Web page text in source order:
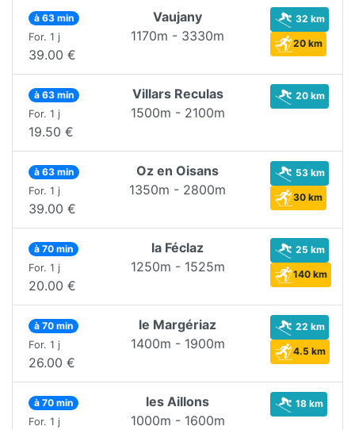
à 63 min
For. 1 j
39.00 €
Vaujany
1170m - 3330m
32 km
20 km
à 63 min
For. 1 j
19.50 €
Villars Reculas
1500m - 2100m
20 km
à 63 min
For. 1 j
39.00 €
Oz en Oisans
1350m - 2800m
53 km
30 km
à 70 min
For. 1 j
20.00 €
la Féclaz
1250m - 1525m
25 km
140 km
à 70 min
For. 1 j
26.00 €
le Margériaz
1400m - 1900m
22 km
4.5 km
à 70 min
For. 1 j
les Aillons
1000m - 1600m
18 km